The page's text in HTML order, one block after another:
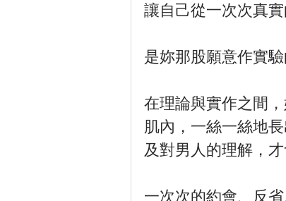
讓自己從一次次真
是妳那股願意作實
在理論與實作之間
肌內，一絲一絲地
及對男人的理解，才
一次次的約會、反